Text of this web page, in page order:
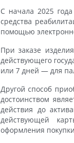
С начала 2025
средства
помощью
При заказе
действующего
или 7 дней — для
Другой способ
достоинством
действия до
действующей
оформления